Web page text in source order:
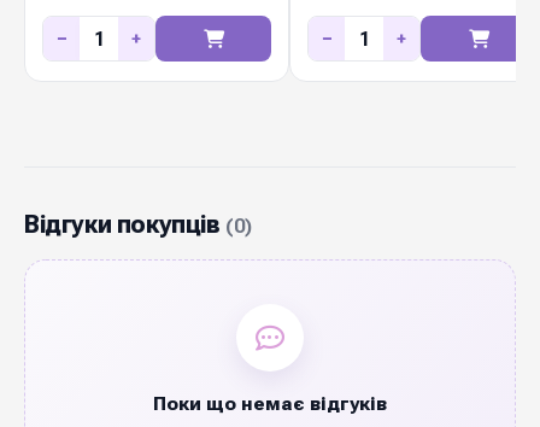
− + − +
Відгуки покупців (0)
Поки що немає відгуків